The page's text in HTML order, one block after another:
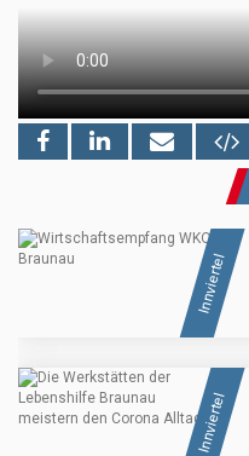
Innviertel
Innviertel